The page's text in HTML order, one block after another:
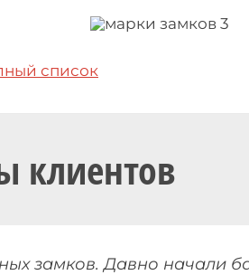
список
клиентов
замков. Давно начали